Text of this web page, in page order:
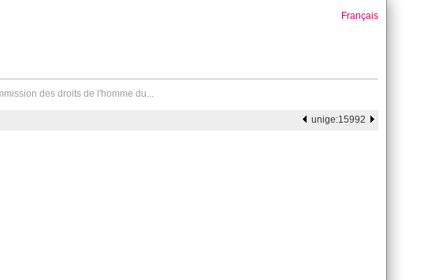
Français
des droits de l'homme du...
unige:15992